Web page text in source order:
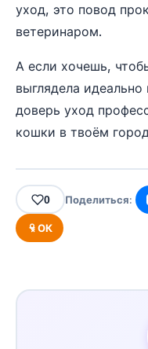
уход, это повод
ветеринаром.
А если хочешь,
выглядела
доверь уход
кошки в твоём
0 Поделиться:
ОК